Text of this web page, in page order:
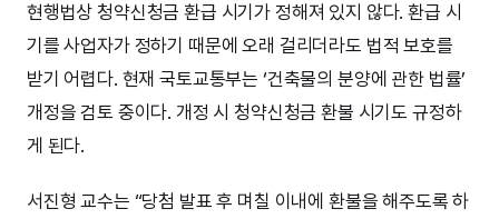
현행법상 청약신청금 환급 시기가 정해져 있지 않다. 환급 시
기를 사업자가 정하기 때문에 오래 걸리더라도 법적 보호를
받기 어렵다. 현재 국토교통부는 ‘건축물의 분양에 관한 법률’
개정을 검토 중이다. 개정 시 청약신청금 환불 시기도 규정하
게 된다.
서진형 교수는 “당첨 발표 후 며칠 이내에 환불을 해주도록 하